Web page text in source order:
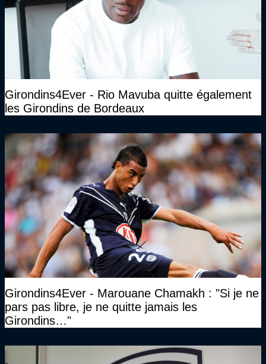
Girondins4Ever - Rio Mavuba quitte également
les Girondins de Bordeaux
Girondins4Ever - Marouane Chamakh : "Si je ne
pars pas libre, je ne quitte jamais les
Girondins…"